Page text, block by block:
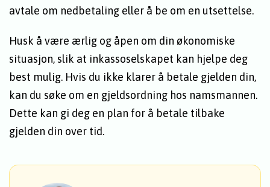
avtale om nedbetaling eller å be om en utsettelse.
Husk å være ærlig og åpen om din økonomiske
situasjon, slik at inkassoselskapet kan hjelpe deg
best mulig. Hvis du ikke klarer å betale gjelden din,
kan du søke om en gjeldsordning hos namsmannen.
Dette kan gi deg en plan for å betale tilbake
gjelden din over tid.